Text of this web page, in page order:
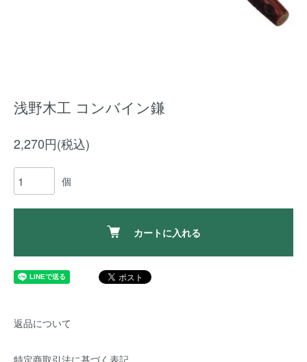
浅野木工 コンバイン鎌
2,270円(税込)
個
カートに入れる
返品について
特定商取引法に基づく表記